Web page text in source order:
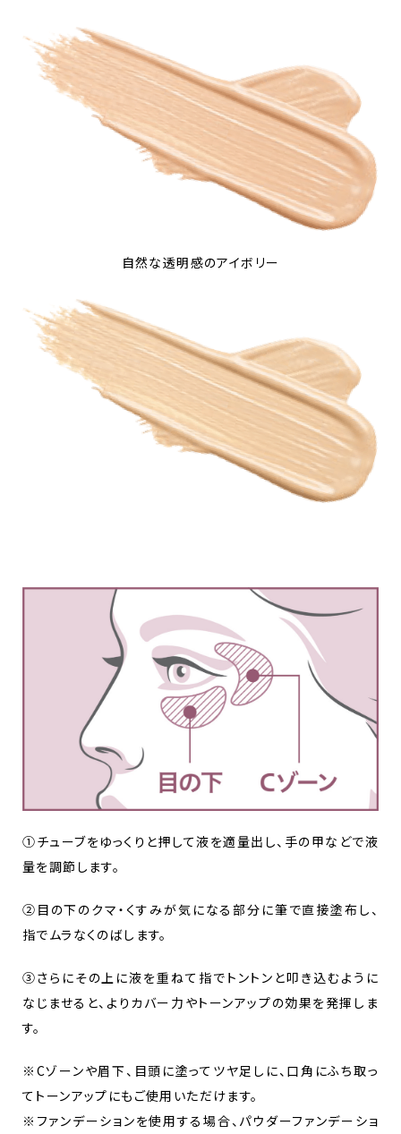
自然な透明感のアイボリー
①チューブをゆっくりと押して液を適量出し、手の甲などで液
量を調節します。
②目の下のクマ・くすみが気になる部分に筆で直接塗布し、
指でムラなくのばします。
③さらにその上に液を重ねて指でトントンと叩き込むように
なじませると、よりカバー力やトーンアップの効果を発揮しま
す。
※Cゾーンや眉下、目頭に塗ってツヤ足しに、口角にふち取っ
てトーンアップにもご使用いただけます。
※ファンデーションを使用する場合、パウダーファンデーショ